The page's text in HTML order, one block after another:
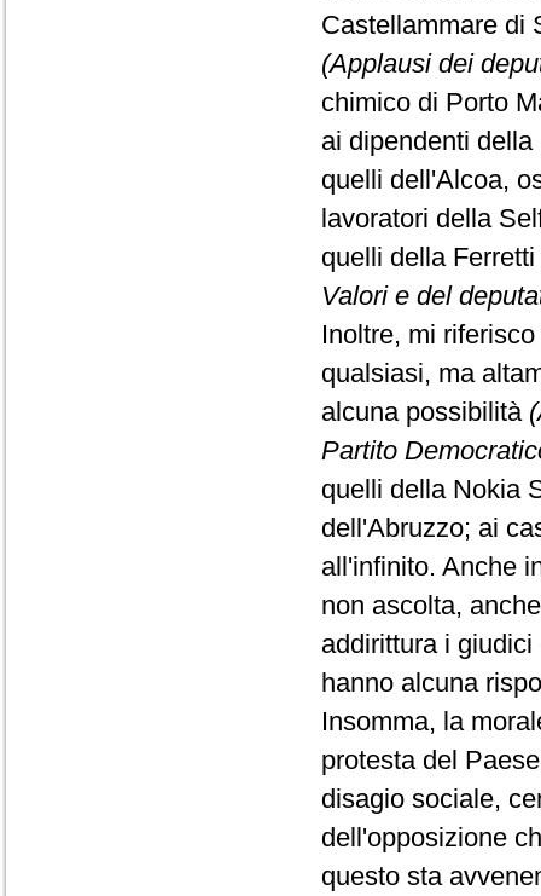
Castellammare di
(Applausi dei
chimico di Porto
ai dipendenti
quelli dell'Alcoa,
lavoratori della
quelli della
Valori e del
Inoltre, mi
qualsiasi, ma
alcuna possibilità
Partito
quelli della Nokia
dell'Abruzzo; ai
all'infinito. Anche
non ascolta,
addirittura i
hanno alcuna
Insomma, la
protesta del
disagio sociale,
dell'opposizione
questo sta